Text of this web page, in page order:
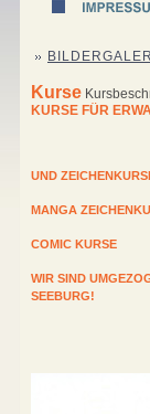
Kurse
KURSE FÜR
UND
MANGA
COMIC KURSE
WIR SIND
SEEBURG!